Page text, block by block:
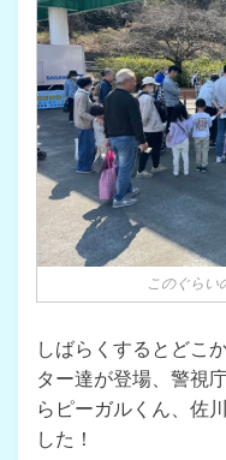
このぐらい
しばらくするとどこ
ター達が登場、警視
らピーガルくん、佐
した！